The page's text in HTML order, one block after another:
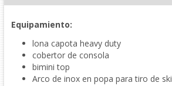
Equipamiento:
lona capota heavy duty
cobertor de consola
bimini top
Arco de inox en popa para tiro de ski